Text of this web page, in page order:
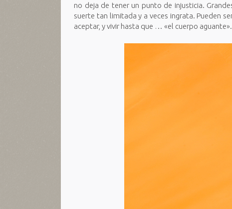
no deja de tener un punto de injusticia.
suerte tan limitada y a veces ingrata. Pueden
aceptar, y vivir hasta que … «el cuerpo aguante».